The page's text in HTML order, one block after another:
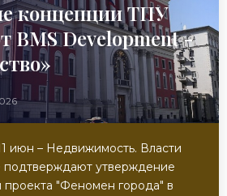
концепции ТПУ
BMS Development -
июн – Недвижимость. Власти
утверждение
проекта "Феномен города" в